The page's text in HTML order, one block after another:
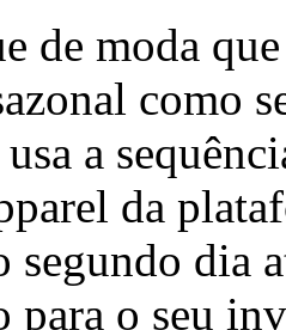
de moda
como
a
da
segundo dia
para o seu